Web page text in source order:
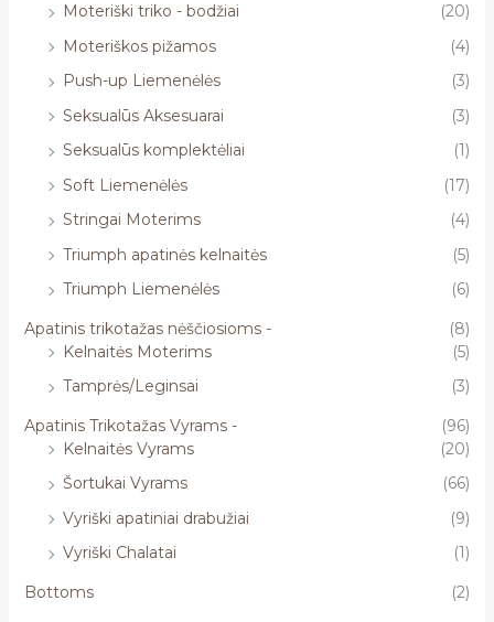
Moteriški triko - bodžiai
(20)
Moteriškos pižamos
(4)
Push-up Liemenėlės
(3)
Seksualūs Aksesuarai
(3)
Seksualūs komplektėliai
(1)
Soft Liemenėlės
(17)
Stringai Moterims
(4)
Triumph apatinės kelnaitės
(5)
Triumph Liemenėlės
(6)
Apatinis trikotažas nėščiosioms -
(8)
Kelnaitės Moterims
(5)
Tamprės/Leginsai
(3)
Apatinis Trikotažas Vyrams -
(96)
Kelnaitės Vyrams
(20)
Šortukai Vyrams
(66)
Vyriški apatiniai drabužiai
(9)
Vyriški Chalatai
(1)
Bottoms
(2)